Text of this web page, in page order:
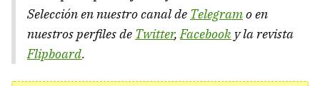
Selección en nuestro canal de Telegramo en
nuestros perfiles de Twitter,Facebook y la revista
Flipboard.